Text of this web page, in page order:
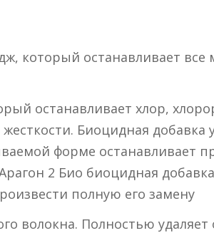
который останавливает все
останавливает хлор,
Биоцидная добавка
форме останавливает
2 Био биоцидная
полную его замену
волокна. Полностью удаляет